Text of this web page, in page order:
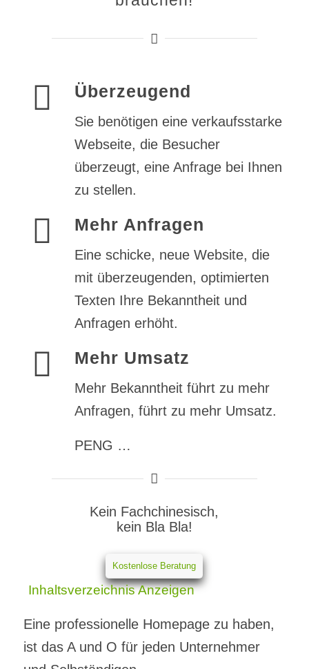
Überzeugend
Sie benötigen eine verkaufsstarke
Webseite, die Besucher
überzeugt, eine Anfrage bei Ihnen
zu stellen.
Mehr Anfragen
Eine schicke, neue Website, die
mit überzeugenden, optimierten
Texten Ihre Bekanntheit und
Anfragen erhöht.
Mehr Umsatz
Mehr Bekanntheit führt zu mehr
Anfragen, führt zu mehr Umsatz.
PENG …
Kein Fachchinesisch,
kein Bla Bla!
Kostenlose Beratung
InhaltsverzeichnisAnzeigen
Eine professionelle Homepage zu haben,
ist das A und O für jeden Unternehmer